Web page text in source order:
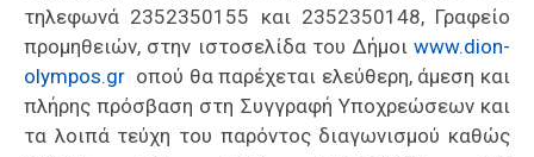
τηλεφωνά 2352350155 και 2352350148, Γραφείο
προμηθειών, στην ιστοσελίδα του Δήμοι www.dion-
olympos.gr οπού θα παρέχεται ελεύθερη, άμεση και
πλήρης πρόσβαση στη Συγγραφή Υποχρεώσεων και
τα λοιπά τεύχη του παρόντος διαγωνισμού καθώς